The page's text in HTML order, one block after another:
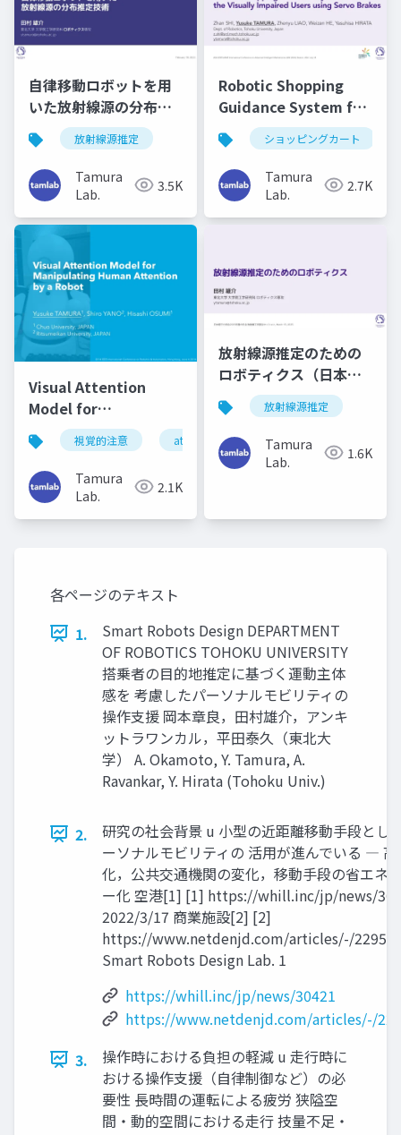
自律移動ロボットを用
いた放射線源の分布推
定技術（電気学会 放射
線を利用した微量分析
およびイメージング技
術調査専門委員会）
放射線源推定
Tamura
Lab.
3.5K
Robotic Shopping
Guidance System for
the Visually Impaired
Users using Servo
Brakes (AIM2024)
ショッピングカート
Tamura
Lab.
2.7K
Visual Attention
Model for
Manipulating Human
Attention by a Robot
(ICRA2014)
視覚的注意 attention human-robot interaction
Tamura
Lab.
2.1K
放射線源推定のための
ロボティクス（日本原
子力学会2025年春の年
会）
放射線源推定
Tamura
Lab.
1.6K
各ページのテキスト
1.
Smart Robots Design DEPARTMENT
OF ROBOTICS TOHOKU UNIVERSITY
搭乗者の⽬的地推定に基づく運動主体
感を 考慮したパーソナルモビリティの
操作⽀援 岡本章良，⽥村雄介，アンキ
ットラワンカル，平⽥泰久（東北⼤
学） A. Okamoto, Y. Tamura, A.
Ravankar, Y. Hirata (Tohoku Univ.)
2.
研究の社会背景 u ⼩型の近距離移動⼿段とし
ーソナルモビリティの 活⽤が進んでいる ―
化，公共交通機関の変化，移動⼿段の省エネ
ー化 空港[1] [1] https://whill.inc/jp/news/
2022/3/17 商業施設[2] [2]
https://www.netdenjd.com/articles/-/
Smart Robots Design Lab. 1
https://whill.inc/jp/news/30421
https://www.netdenjd.com/articles/-/
3.
操作時における負担の軽減 u ⾛⾏時に
おける操作⽀援（⾃律制御など）の必
要性 ⻑時間の運転による疲労 狭隘空
間・動的空間における⾛⾏ 技量不⾜・